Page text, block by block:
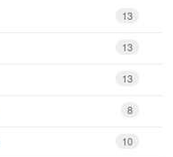
13
13
13
8
10